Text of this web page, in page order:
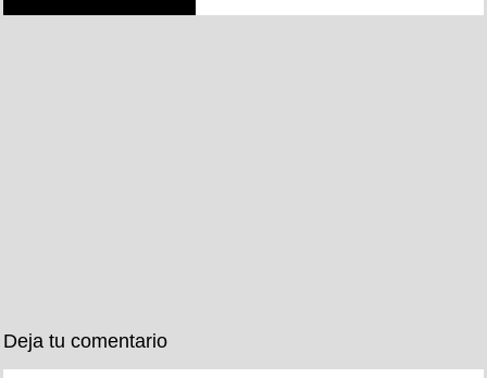
Deja tu comentario